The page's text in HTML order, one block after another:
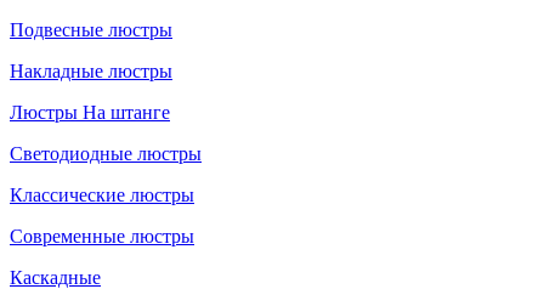
Подвесные люстры
Накладные люстры
Люстры На штанге
Светодиодные люстры
Классические люстры
Современные люстры
Каскадные